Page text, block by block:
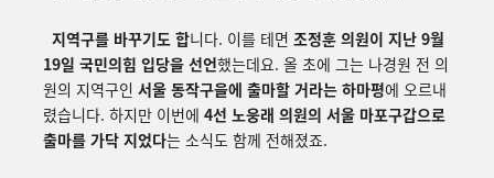
지역구를 바꾸기도 합니다. 이를 테면 조정훈 의원이 지난 9월
19일 국민의힘 입당을 선언했는데요. 올 초에 그는 나경원 전 의
원의 지역구인 서울 동작구을에 출마할 거라는 하마평에 오르내
렸습니다. 하지만 이번에 4선 노웅래 의원의 서울 마포구갑으로
출마를 가닥 지었다는 소식도 함께 전해졌죠.